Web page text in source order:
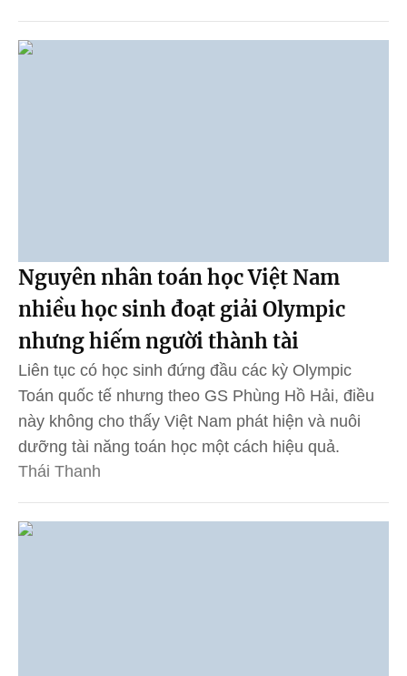
Nguyên nhân toán học Việt Nam
nhiều học sinh đoạt giải Olympic
nhưng hiếm người thành tài
Liên tục có học sinh đứng đầu các kỳ Olympic
Toán quốc tế nhưng theo GS Phùng Hồ Hải, điều
này không cho thấy Việt Nam phát hiện và nuôi
dưỡng tài năng toán học một cách hiệu quả.
Thái Thanh